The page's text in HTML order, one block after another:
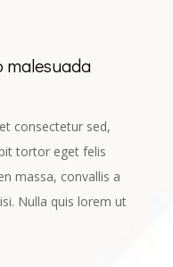
malesuada
consectetur sed,
tortor eget felis
massa, convallis a
Nulla quis lorem ut